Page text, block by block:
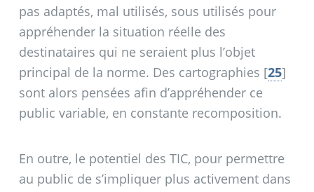
pas adaptés, mal utilisés, sous utilisés pour
appréhender la situation réelle des
destinataires qui ne seraient plus l’objet
principal de la norme. Des cartographies [25]
sont alors pensées afin d’appréhender ce
public variable, en constante recomposition.
En outre, le potentiel des TIC, pour permettre
au public de s’impliquer plus activement dans